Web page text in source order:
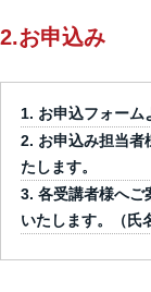
2.お申込み
お申込フォーム
お申込み担当
たします。
各受講者様へご
いたします。（氏